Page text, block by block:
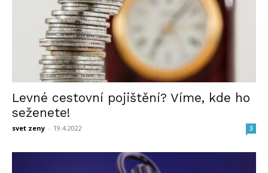
Levné cestovní pojištění? Víme, kde ho
seženete!
svet zeny - 19.4.2022 3